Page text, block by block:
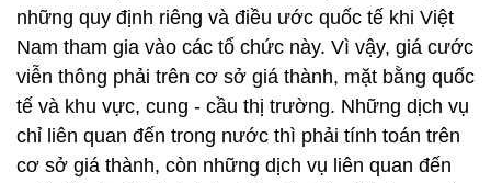
những quy định riêng và điều ước quốc tế khi Việt
Nam tham gia vào các tổ chức này. Vì vậy, giá cước
viễn thông phải trên cơ sở giá thành, mặt bằng quốc
tế và khu vực, cung - cầu thị trường. Những dịch vụ
chỉ liên quan đến trong nước thì phải tính toán trên
cơ sở giá thành, còn những dịch vụ liên quan đến